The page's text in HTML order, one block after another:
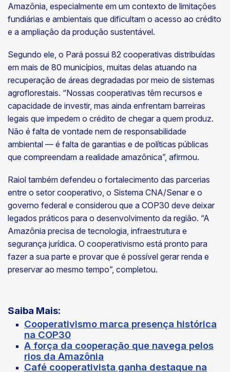
Amazônia, especialmente em um contexto de limitações
fundiárias e ambientais que dificultam o acesso ao crédito
e a ampliação da produção sustentável.
Segundo ele, o Pará possui 82 cooperativas distribuídas
em mais de 80 municípios, muitas delas atuando na
recuperação de áreas degradadas por meio de sistemas
agroflorestais. “Nossas cooperativas têm recursos e
capacidade de investir, mas ainda enfrentam barreiras
legais que impedem o crédito de chegar a quem produz.
Não é falta de vontade nem de responsabilidade
ambiental — é falta de garantias e de políticas públicas
que compreendam a realidade amazônica”, afirmou.
Raiol também defendeu o fortalecimento das parcerias
entre o setor cooperativo, o Sistema CNA/Senar e o
governo federal e considerou que a COP30 deve deixar
legados práticos para o desenvolvimento da região. “A
Amazônia precisa de tecnologia, infraestrutura e
segurança jurídica. O cooperativismo está pronto para
fazer a sua parte e provar que é possível gerar renda e
preservar ao mesmo tempo”, completou.
Saiba Mais:
Cooperativismo marca presença histórica
na COP30
A força da cooperação que navega pelos
rios da Amazônia
Café cooperativista ganha destaque na